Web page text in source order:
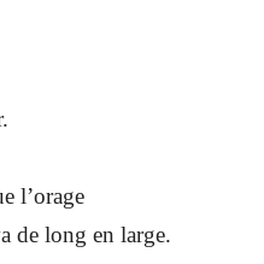
l’orage
large.